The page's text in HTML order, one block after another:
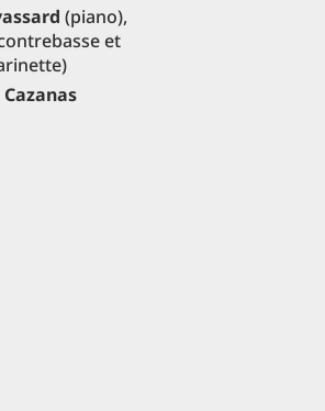
(piano),
et